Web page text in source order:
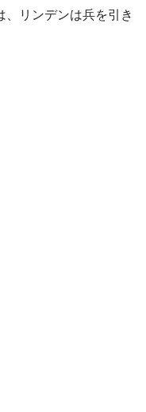
、リンデンは兵を引き